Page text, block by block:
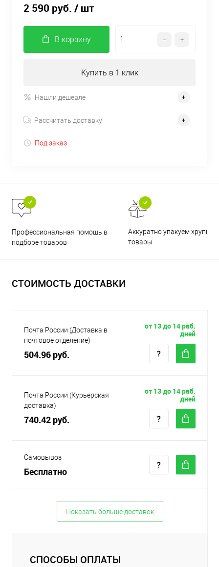
2 590 руб. / шт
В корзину
Купить в 1 клик
Нашли дешевле
Рассчитать доставку
Под заказ
Профессиональная помощь в
подборе товаров
Аккуратно упакуем хрупкие
товары
СТОИМОСТЬ ДОСТАВКИ
Почта России (Доставка в
почтовое отделение)
504.96 руб.
от 13 до 14 раб.
дней
Почта России (Курьерская
доставка)
740.42 руб.
от 13 до 14 раб.
дней
Самовывоз
Бесплатно
Показать больше доставок
СПОСОБЫ ОПЛАТЫ